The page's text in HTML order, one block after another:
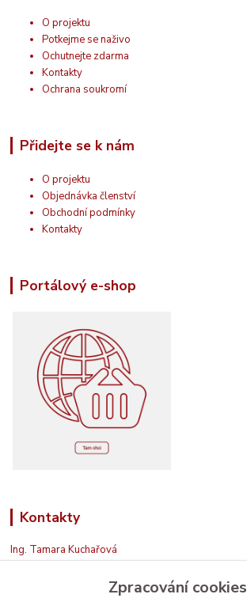
O projektu
Potkejme se naživo
Ochutnejte zdarma
Kontakty
Ochrana soukromí
Přidejte se k nám
O projektu
Objednávka členství
Obchodní podmínky
Kontakty
Portálový e-shop
Kontakty
Ing. Tamara Kuchařová
+420 774 687 150
Jsem na příjmu. Když nemohu, zavolám zpět.
Zpracování cookies